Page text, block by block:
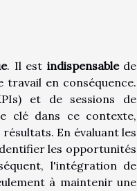
. Il est indispensablede
en conséquence.
et de sessions de
clé dans ce contexte,
En évaluant les
les opportunités
l'intégration de
à maintenir une